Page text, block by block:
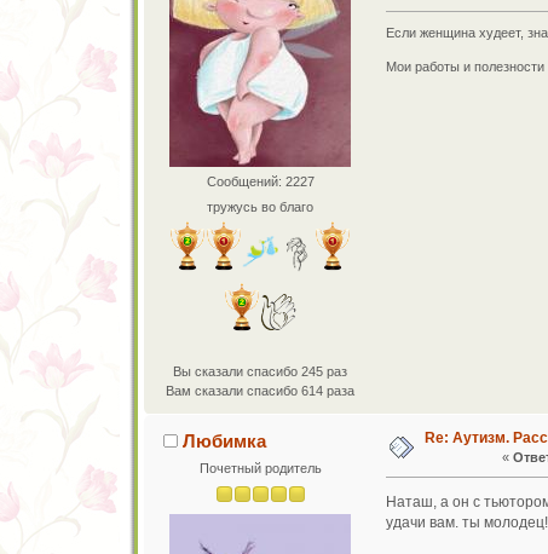
Сообщений: 2227
тружусь во благо
Вы сказали спасибо 245 раз
Вам сказали спасибо 614 раза
Если женщина худеет,
Мои работы и полезности
Любимка
Почетный родитель
Re: Аутизм.
«
Наташ, а он с
удачи вам. ты молодец!